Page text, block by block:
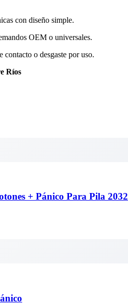
con diseño simple.
OEM o universales.
contacto o desgaste por uso.
Ríos
+ Pánico Para Pila 2032